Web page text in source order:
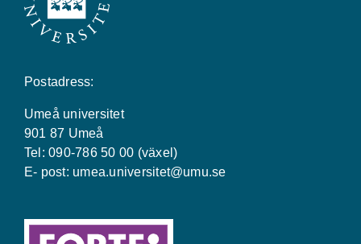
Postadress:
Umeå universitet
901 87 Umeå
Tel: 090-786 50 00 (växel)
E- post: umea.universitet@umu.se